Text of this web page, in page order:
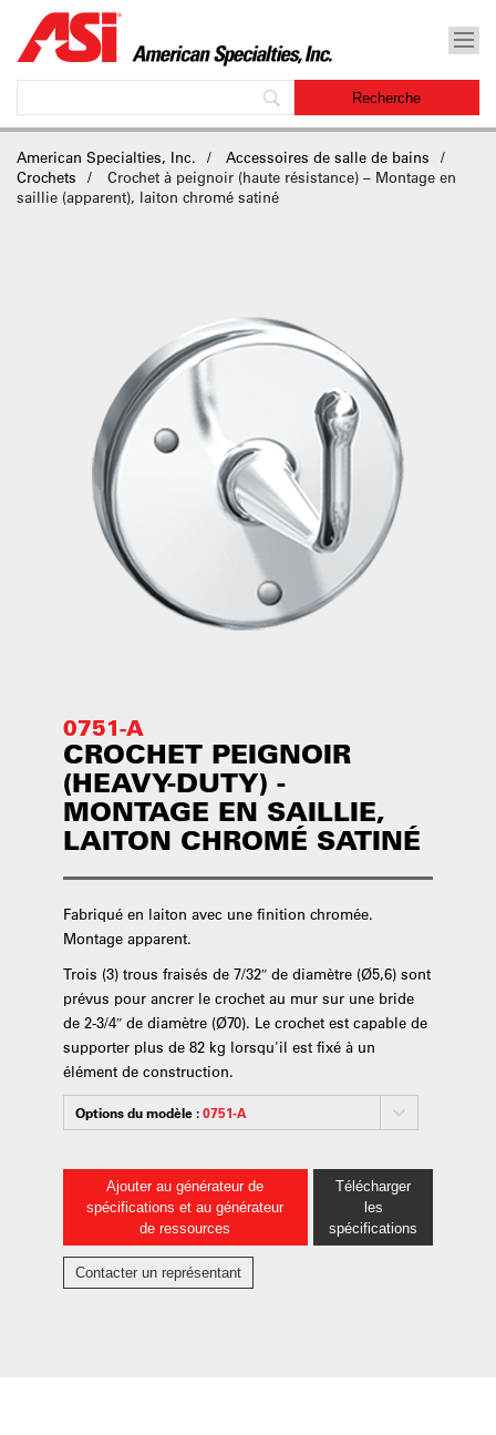
American Specialties, Inc.
Accessoires de salle de bains
Crochets
Crochet à peignoir (haute résistance) – Montage en
saillie (apparent), laiton chromé satiné
0751-A
CROCHET PEIGNOIR
(HEAVY-DUTY) -
MONTAGE EN SAILLIE,
LAITON CHROMÉ SATINÉ
Fabriqué en laiton avec une finition chromée.
Montage apparent.
Trois (3) trous fraisés de 7/32″ de diamètre (Ø5,6) sont
prévus pour ancrer le crochet au mur sur une bride
de 2-3/4″ de diamètre (Ø70). Le crochet est capable de
supporter plus de 82 kg lorsqu'il est fixé à un
élément de construction.
Options du modèle :0751-A
Ajouter au générateur de
spécifications et au générateur
de ressources
Télécharger
les
spécifications
Contacter un représentant